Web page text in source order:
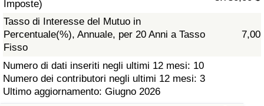
Imposte)
Tasso di Interesse del Mutuo in
Percentuale(%), Annuale, per 20 Anni a Tasso
Fisso
7,00
Numero di dati inseriti negli ultimi 12 mesi: 10
Numero dei contributori negli ultimi 12 mesi: 3
Ultimo aggiornamento: Giugno 2026
Indice dell’Assistenza Sanitaria
Indice dell’Assistenza Sanitaria per
Nazione
Inquinamento